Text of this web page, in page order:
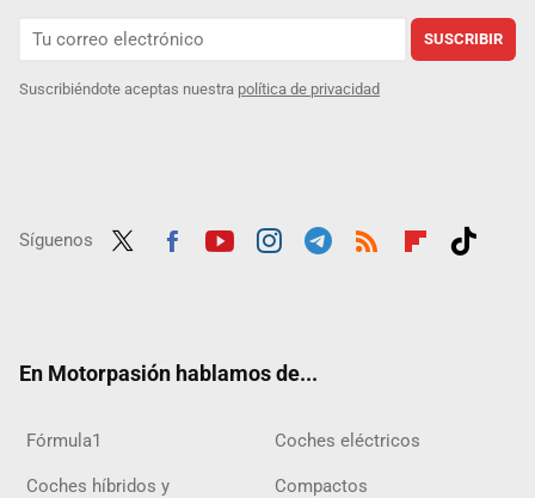
SUSCRIBIR
Suscribiéndote aceptas nuestra política de privacidad
Síguenos
En Motorpasión hablamos de...
Fórmula1 Coches eléctricos
Coches híbridos y
Compactos